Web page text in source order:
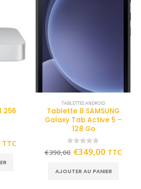
256
TTC
TABLETTES ANDROID
Tablette 8 SAMSUNG
Galaxy Tab Active 5 –
128 Go
out of 5
€390,00 €349,00 TTC
AJOUTER AU PANIER